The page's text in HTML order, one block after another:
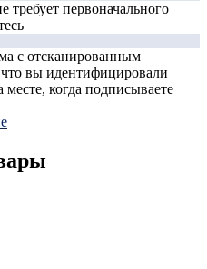
требует первоначального
с отсканированным
вы идентифицировали
месте, когда подписываете